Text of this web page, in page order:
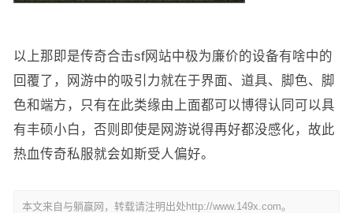
以上那即是传奇合击sf网站中极为廉价的设备有啥中的
回覆了，网游中的吸引力就在于界面、道具、脚色、脚
色和端方，只有在此类缘由上面都可以博得认同可以具
有丰硕小白，否则即使是网游说得再好都没感化，故此
热血传奇私服就会如斯受人偏好。
本文来自与躺赢网，转载请注明出处http://www.149x.com。